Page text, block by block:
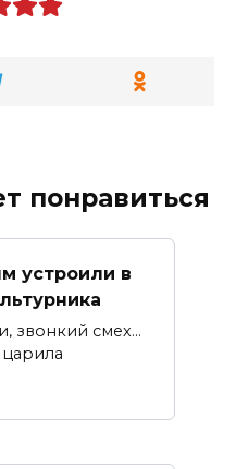
понравиться
устроили в
звонкий смех…
царила